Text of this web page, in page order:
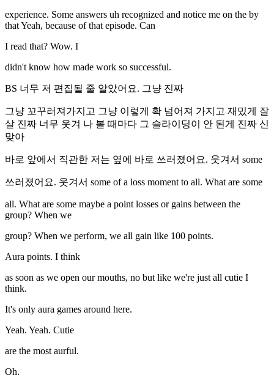
experience. Some answers uh recognized and notice me on the by
that Yeah, because of that episode. Can
I read that? Wow. I
didn't know how made work so successful.
BS 너무 저 편집될 줄 알았어요. 그냥 진짜
그냥 꼬꾸러져가지고 그냥 이렇게 확 넘어져 가지고 재밌게 잘
살 진짜 너무 웃겨 나 볼 때마다 그 슬라이딩이 안 된게 진짜 신
맞아
바로 앞에서 직관한 저는 옆에 바로 쓰러졌어요. 웃겨서 some
쓰러졌어요. 웃겨서 some of a loss moment to all. What are some
all. What are some maybe a point losses or gains between the
group? When we
group? When we perform, we all gain like 100 points.
Aura points. I think
as soon as we open our mouths, no but like we're just all cutie I
think.
It's only aura games around here.
Yeah. Yeah. Cutie
are the most aurful.
Oh.